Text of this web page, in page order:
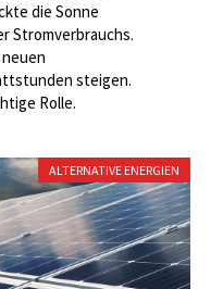
die Sonne
Stromverbrauchs.
steigen.
Rolle.
ALTERNATIVE ENERGIEN